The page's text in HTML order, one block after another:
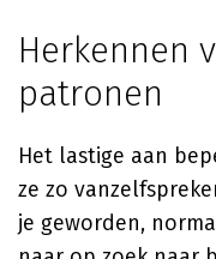
Herkennen
patronen
Het lastige aan
ze zo
je geworden,